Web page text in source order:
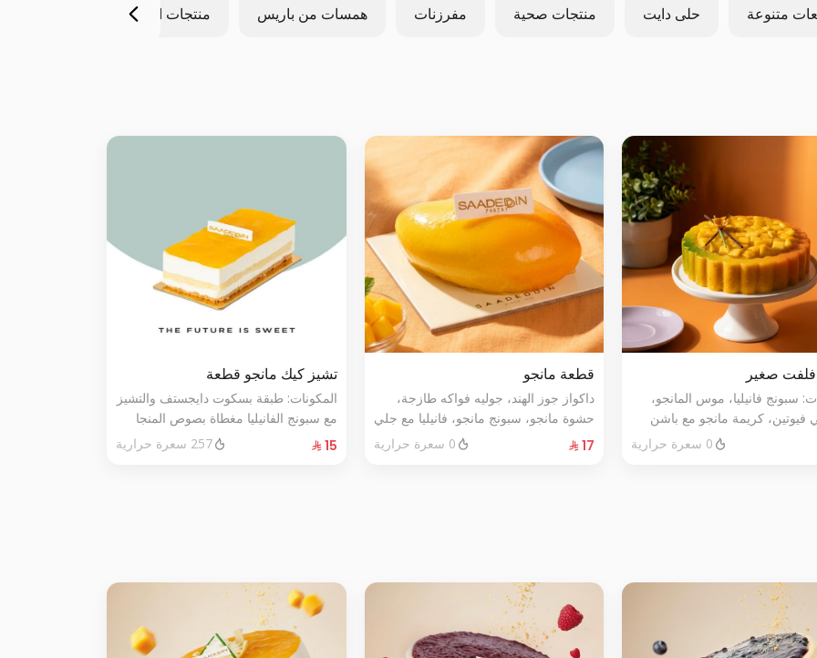
متنوعة حلى دايت منتجات صحية مفرزنات همسات من باريس منتجات الشتاء
فلفت صغير
سبونج فانيليا، موس المانجو،
فيوتين، كريمة مانجو مع باشن
المانجو الطازج، صوص
0 سعرة حرارية
قطعة مانجو
داكواز جوز الهند، جوليه فواكه طازجة،
حشوة مانجو، سبونج مانجو، فانيليا مع جلي
شفاف.
0 سعرة حرارية
تشيز كيك مانجو قطعة
المكونات: طبقة بسكوت دايجستف والتشيز
مع سبونج الفانيليا مغطاة بصوص المنجا
257 سعرة حرارية